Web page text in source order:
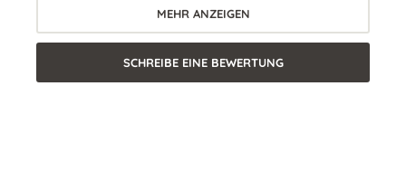
MEHR ANZEIGEN
SCHREIBE EINE BEWERTUNG